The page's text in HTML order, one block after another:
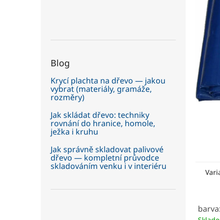
Blog
Krycí plachta na dřevo — jakou
vybrat (materiály, gramáže,
rozměry)
Jak skládat dřevo: techniky
rovnání do hranice, homole,
ježka i kruhu
Jak správně skladovat palivové
dřevo — kompletní průvodce
skladováním venku i v interiéru